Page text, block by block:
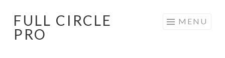
Pular
para
FULL CIRCLE
PRO
MENU